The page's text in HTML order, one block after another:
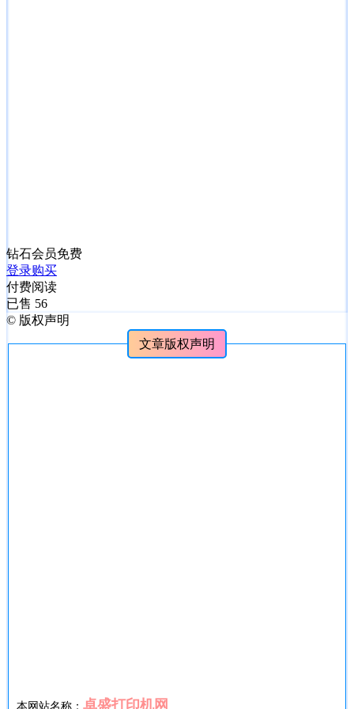
钻石会员免费
登录购买
付费阅读
已售 56
© 版权声明
文章版权声明
本网站名称： 卓盛打印机网